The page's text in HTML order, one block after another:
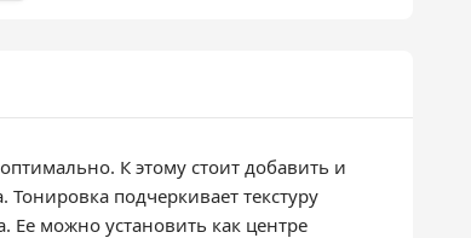
К этому стоит добавить и
подчеркивает текстуру
можно установить как центре